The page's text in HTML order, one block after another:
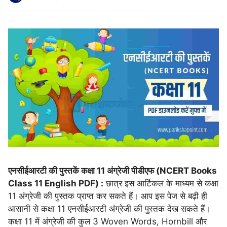
एनसीईआरटी की पुस्तकें कक्षा 11 अंग्रेजी पीडीएफ (NCERT Books
Class 11 English PDF) : छात्र इस आर्टिकल के माध्यम से कक्षा
11 अंग्रेजी की पुस्तक प्राप्त कर सकते हैं। आप इस पेज से बढ़ी ही
आसानी से कक्षा 11 एनसीईआरटी अंग्रेजी की पुस्तक देख सकते हैं।
कक्षा 11 में अंग्रेजी की कुल 3 Woven Words, Hornbill और